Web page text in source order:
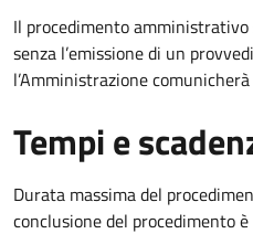
Il procedimento
senza l’emissione di un
l’Amministrazione
Tempi e
Durata massima del
conclusione del procedimento